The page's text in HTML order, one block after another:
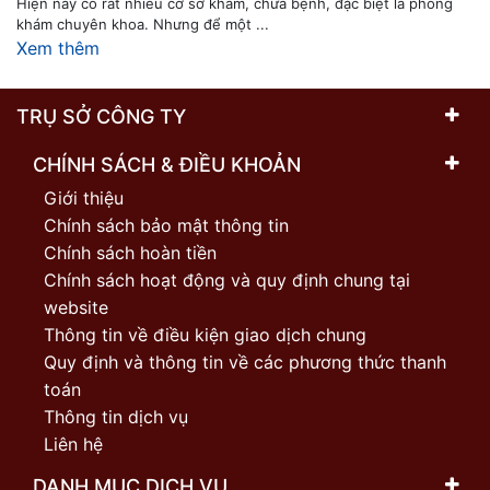
Hiện nay có rất nhiều cơ sở khám, chữa bệnh, đặc biệt là phòng
khám chuyên khoa. Nhưng để một ...
Xem thêm
TRỤ SỞ CÔNG TY
CHÍNH SÁCH & ĐIỀU KHOẢN
Giới thiệu
Chính sách bảo mật thông tin
Chính sách hoàn tiền
Chính sách hoạt động và quy định chung tại
website
Thông tin về điều kiện giao dịch chung
Quy định và thông tin về các phương thức thanh
toán
Thông tin dịch vụ
Liên hệ